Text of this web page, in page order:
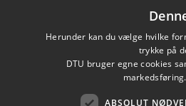
FACEBOOK
Herunder kan du vælge hvilke
trykke på
DTU bruger egne cookies
ABSOLUT